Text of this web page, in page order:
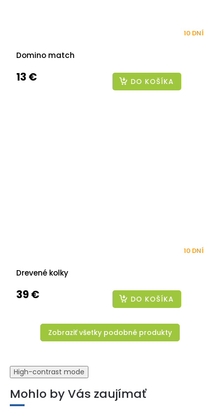
Domino match
10 DNÍ
13 € DO KOŠÍKA
Drevené kolky
10 DNÍ
39 € DO KOŠÍKA
Zobraziť všetky podobné produkty
High-contrast mode
Mohlo by Vás zaujímať